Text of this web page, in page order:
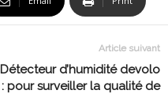
Article suivant
Détecteur d’humidité devolo
: pour surveiller la qualité de